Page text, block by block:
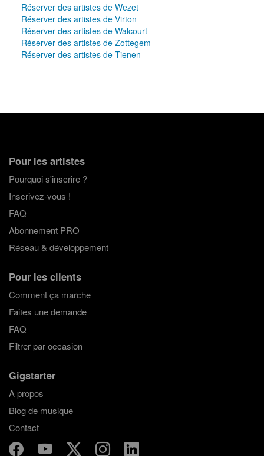
Réserver des artistes de Wezet
Réserver des artistes de Virton
Réserver des artistes de Walcourt
Réserver des artistes de Zottegem
Réserver des artistes de Tienen
Pour les artistes
Pourquoi s'inscrire ?
Inscrivez-vous !
FAQ
Abonnement PRO
Réseau & développement
Pour les clients
Comment ça marche
Faites une demande
FAQ
Filtrer par occasion
Gigstarter
A propos
Blog de musique
Contact